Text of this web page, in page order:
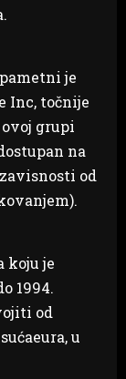
je
Inc, točnije
grupi
na
od
koju je
1994.
od
u